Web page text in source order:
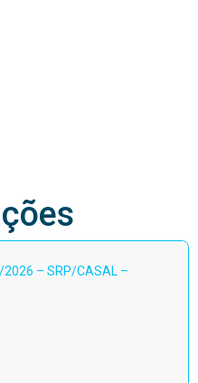
2026 – SRP/CASAL –